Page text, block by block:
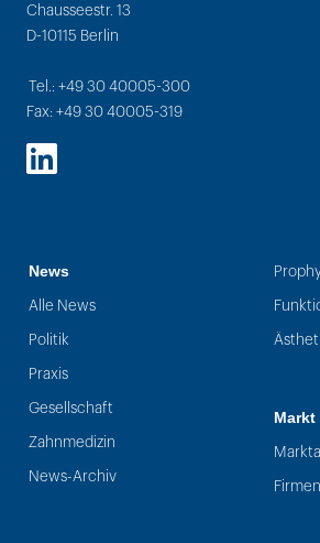
Chausseestr. 13
D-10115 Berlin
Tel.: +49 30 40005-300
Fax: +49 30 40005-319
LinkedIn
News
Alle News
Politik
Praxis
Gesellschaft
Zahnmedizin
News-Archiv
Markt